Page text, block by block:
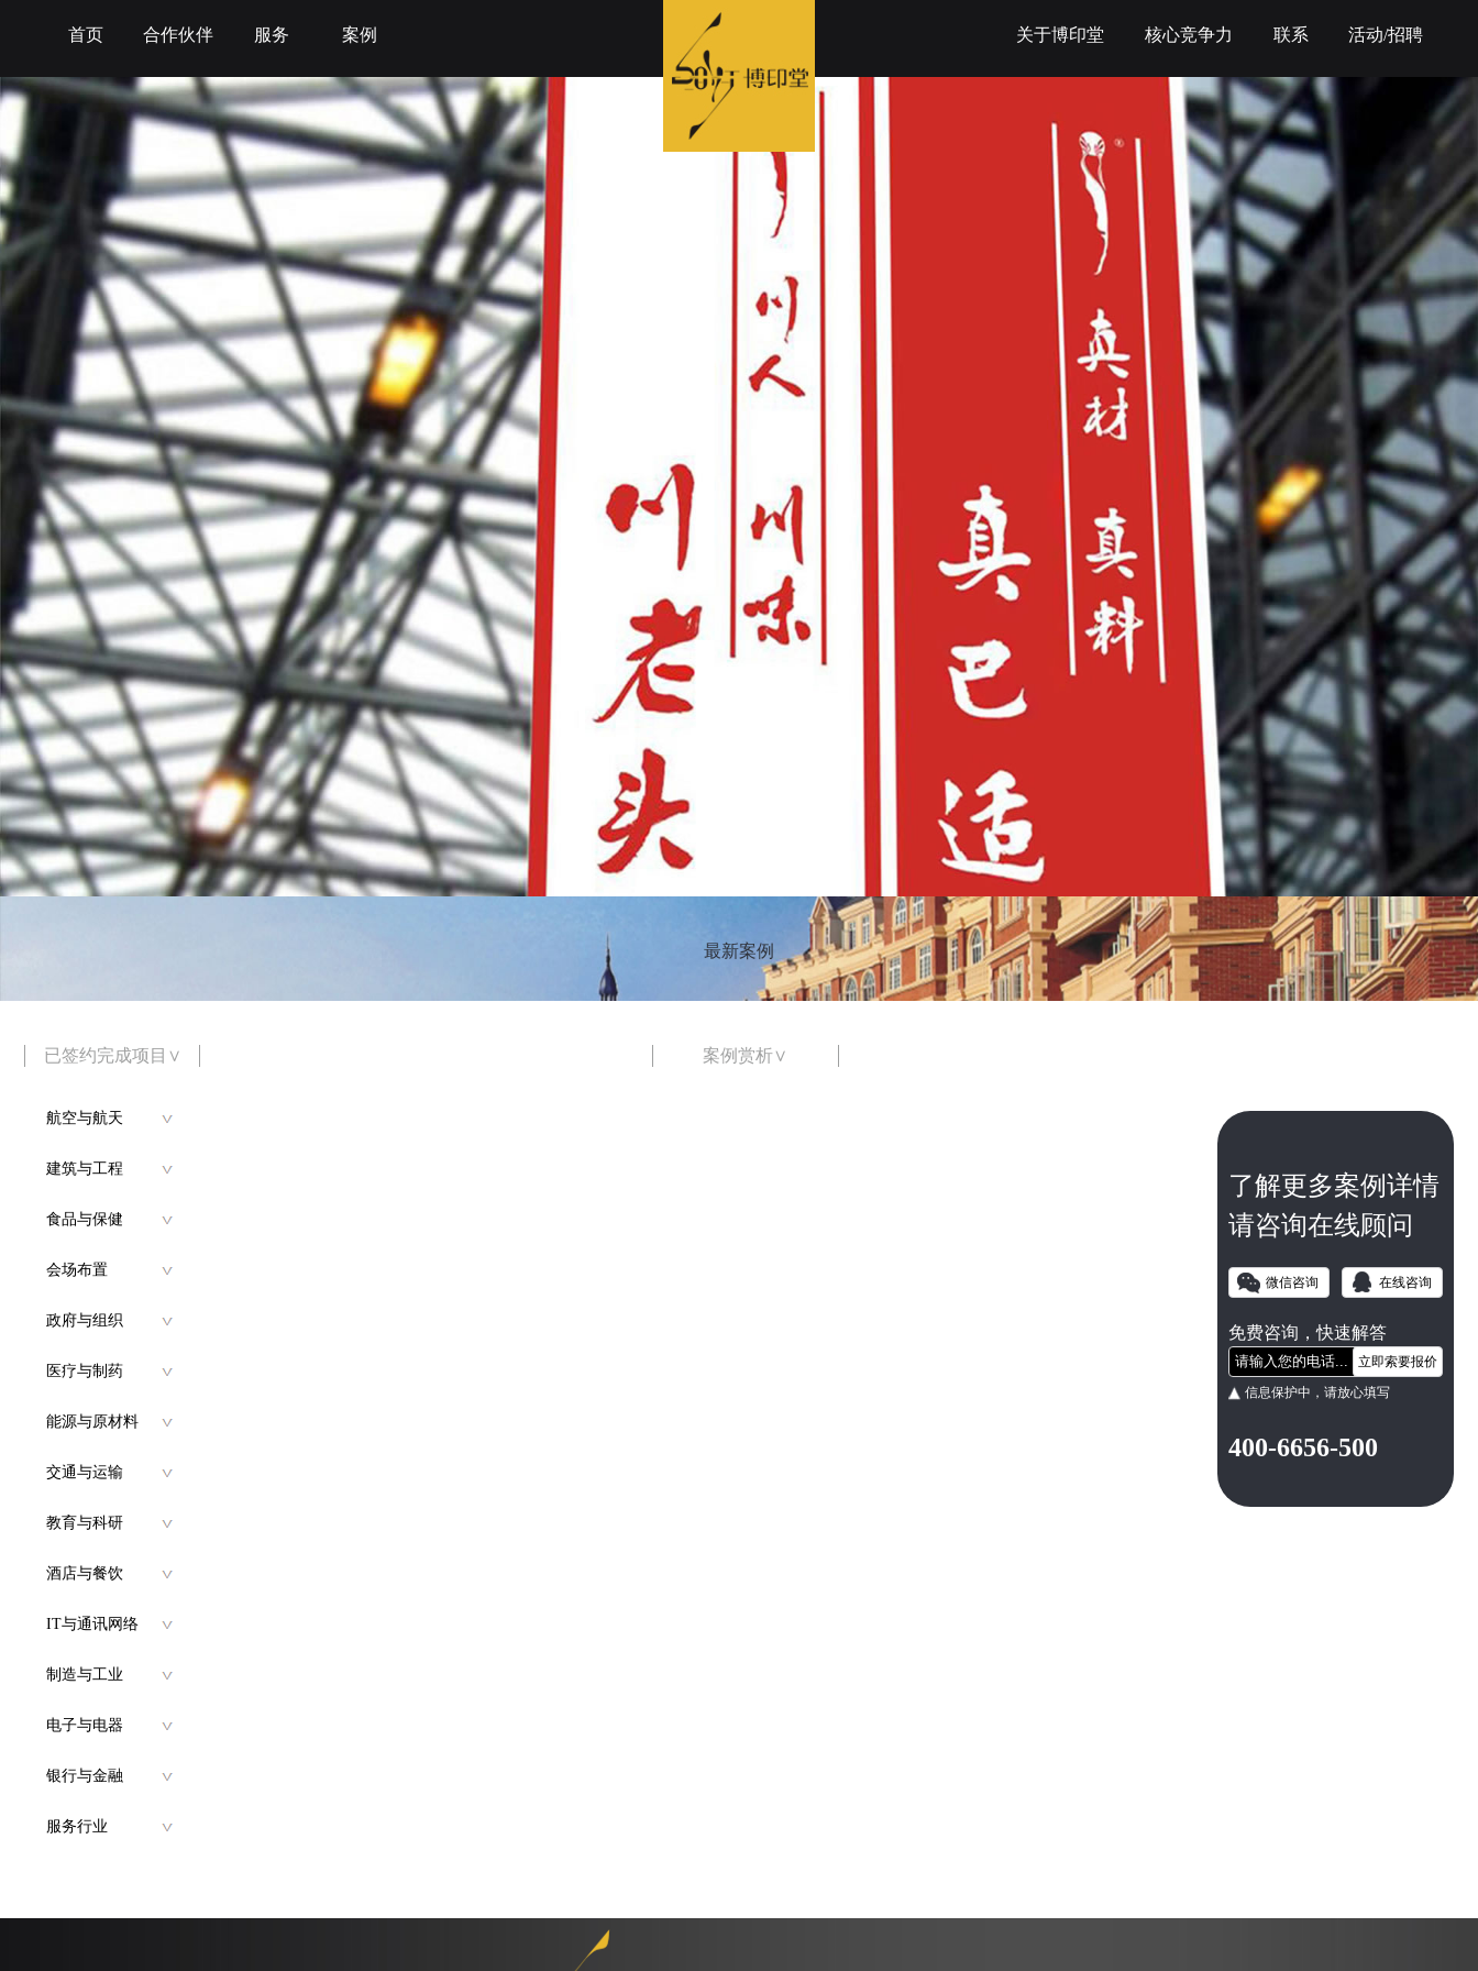
首页 合作伙伴
10 合作8年以上项目 年以上项目 合作1 年以上项目
服务
品牌策略
品牌调研
核心价值
品牌命名
品牌文化
品牌定位
品牌口号
品牌理念
品牌故事
品牌识别
标志设计
VI设计
品牌界面设计
微网站
微信公众号
品牌网站
APP设计
应用软件设计
电商平台设计
品牌包装规划设计
消费心理行为分析
产品创意命名
产品包装设计
品牌形象推广物料设计
公司形象展示PPT创意设计
招商会PPT创意设计
项目提案PPT创意设计
产品推介手册
海报设计
空间规划与设计
SI终端形象店面空间设计
办公室空间设计
专卖店/旗舰店空间设计
产品体验店设计
展览展示设计
公司/园区导示系统规划设计
导示系统图标原创设计
导示牌创意设计
案例
按行业分类
航空与航天
建筑与工程
食品与保健
政府与组织
医疗与制药
能源与原材料
交通与运输
教育与科研
酒店与餐饮
IT与通讯网络
制造与工业
电子与电器
银行与金融
服务行业
品牌UI
画册+品牌PPT
广告+物料
网站+互动
产品+包装
关于博印堂
关于博印堂
博印堂简介
核心竞争力
核心竞争力
我们的优势
通过研究商业模式来定义品牌模式
提供优秀的品牌整合解决方案，令品牌长远发展，更具竞争力
博印堂品牌定制作业体系
确保项目质量的 6大保障
联系
联系我们
了解更多案例详情
请咨询在线顾问
微信咨询 在线咨询
免费咨询，快速解答
立即索要报价
信息保护中，请放心填写
400-6656-500
活动/招聘
和有趣的人在一起做靠谱的事
只为明天不迷茫
数年趋于成熟“老公司”，专注品牌，擅长系统思维，想得太多，落地执行一级棒。
不看轻菜鸟，没有政治等级，只看好有趣的灵魂和中看的皮囊。
文案策划（2人）
英雄不问出处
文字功底好就行
调性，能辨雌雄
创意，信手拈来
1年以上相关工作经验最好
平面设计（ 2人）
会软件的也许只是美工
但不会软件万万不行
得会审美且高于生活
会欣赏艺术能知晓文案
爱凹造型可以侃侃而谈
美术指导（2人）
除了要有欣赏美的眼光外
还需要脑洞够大，天马行空
读得懂文案
调整方案如指点江山
思如源涌
资深创意设计（3人）
你的设计并不是一件装饰品
再简单也必须解决很多重要问题
如果你会的刚好等于
品牌、策略、文案的乘积开个根号
那样最好
AE（5人）
对内你是甲方的代表
对外你是乙方的战友
因为听得懂甲方的需求，能启发引导
甲方是你工作的全部重点
最新案例
已签约完成项目∨
航空与航天
建筑与工程
食品与保健
会场布置
政府与组织
医疗与制药
能源与原材料
交通与运输
教育与科研
酒店与餐饮
IT与通讯网络
制造与工业
电子与电器
银行与金融
服务行业
案例赏析∨
了解更多案例详情
请咨询在线顾问
微信咨询 在线咨询
免费咨询，快速解答
立即索要报价
信息保护中，请放心填写
400-6656-500